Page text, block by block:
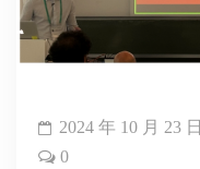
2024 年 10 月 23 日
0